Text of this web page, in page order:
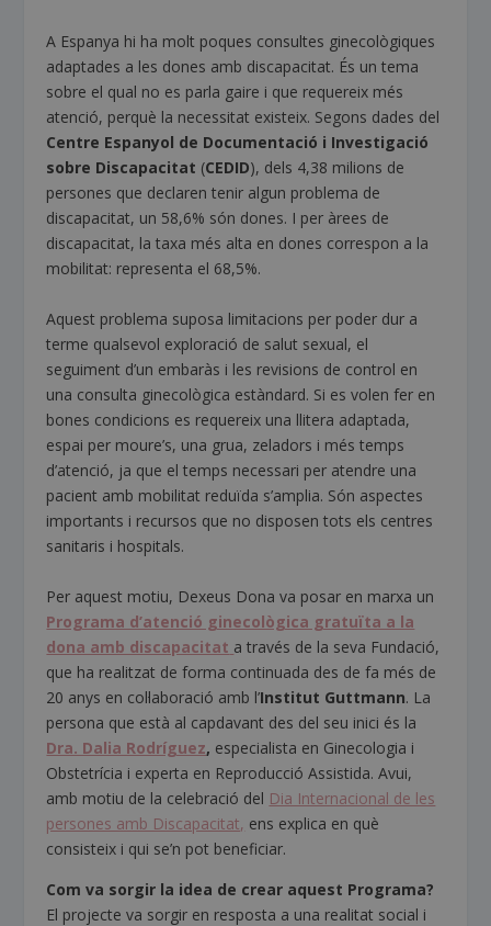
A Espanya hi ha molt poques consultes ginecològiques
adaptades a les dones amb discapacitat. És un tema
sobre el qual no es parla gaire i que requereix més
atenció, perquè la necessitat existeix. Segons dades del
Centre Espanyol de Documentació i Investigació
sobre Discapacitat (CEDID), dels 4,38 milions de
persones que declaren tenir algun problema de
discapacitat, un 58,6% són dones. I per àrees de
discapacitat, la taxa més alta en dones correspon a la
mobilitat: representa el 68,5%.
Aquest problema suposa limitacions per poder dur a
terme qualsevol exploració de salut sexual, el
seguiment d’un embaràs i les revisions de control en
una consulta ginecològica estàndard. Si es volen fer en
bones condicions es requereix una llitera adaptada,
espai per moure’s, una grua, zeladors i més temps
d’atenció, ja que el temps necessari per atendre una
pacient amb mobilitat reduïda s’amplia. Són aspectes
importants i recursos que no disposen tots els centres
sanitaris i hospitals.
Per aquest motiu, Dexeus Dona va posar en marxa un
Programa d’atenció ginecològica gratuïta a la
dona amb discapacitat a través de la seva Fundació,
que ha realitzat de forma continuada des de fa més de
20 anys en col·laboració amb l’Institut Guttmann. La
persona que està al capdavant des del seu inici és la
Dra. Dalia Rodríguez, especialista en Ginecologia i
Obstetrícia i experta en Reproducció Assistida. Avui,
amb motiu de la celebració del Dia Internacional de les
persones amb Discapacitat, ens explica en què
consisteix i qui se’n pot beneficiar.
Com va sorgir la idea de crear aquest Programa?
El projecte va sorgir en resposta a una realitat social i